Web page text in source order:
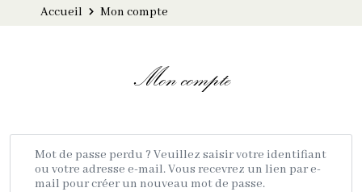
Accueil Mon compte
Mon compte
Mot de passe perdu ? Veuillez saisir votre identifiant
ou votre adresse e-mail. Vous recevrez un lien par e-
mail pour créer un nouveau mot de passe.